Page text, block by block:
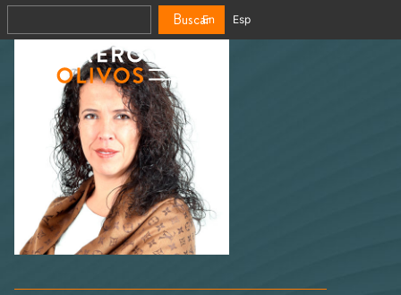
Buscar
En Esp